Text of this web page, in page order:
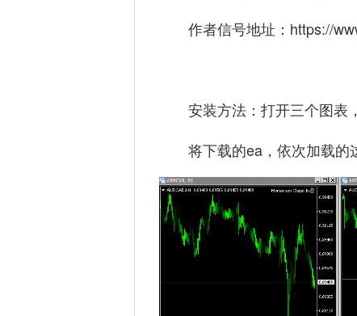
作者信号地址： https://
安装方法：打开三个图表
将下载的ea，依次加载的